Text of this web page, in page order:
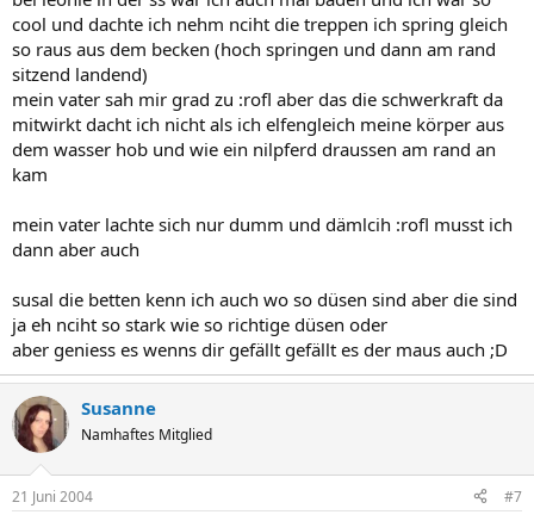
cool und dachte ich nehm nciht die treppen ich spring gleich
so raus aus dem becken (hoch springen und dann am rand
sitzend landend)
mein vater sah mir grad zu :rofl aber das die schwerkraft da
mitwirkt dacht ich nicht als ich elfengleich meine körper aus
dem wasser hob und wie ein nilpferd draussen am rand an
kam
mein vater lachte sich nur dumm und dämlcih :rofl musst ich
dann aber auch
susal die betten kenn ich auch wo so düsen sind aber die sind
ja eh nciht so stark wie so richtige düsen oder
aber geniess es wenns dir gefällt gefällt es der maus auch ;D
Susanne
Namhaftes Mitglied
21 Juni 2004 #7